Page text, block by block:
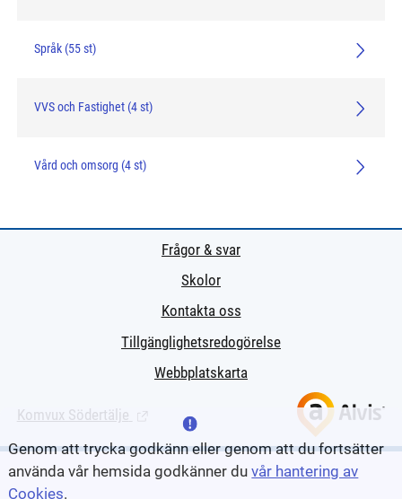
Språk (55 st)
VVS och Fastighet (4 st)
Vård och omsorg (4 st)
Frågor & svar
Skolor
Kontakta oss
Tillgänglighetsredogörelse
Webbplatskarta
Komvux Södertälje (Länk till extern sida.)
Genom att trycka godkänn eller genom att du fortsätter
använda vår hemsida godkänner duvår hantering av
Cookies.